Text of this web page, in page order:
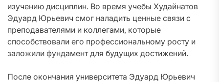
изучению дисциплин. Во время учебы Худайнатов
Эдуард Юрьевич смог наладить ценные связи с
преподавателями и коллегами, которые
способствовали его профессиональному росту и
заложили фундамент для будущих достижений.
После окончания университета Эдуард Юрьевич